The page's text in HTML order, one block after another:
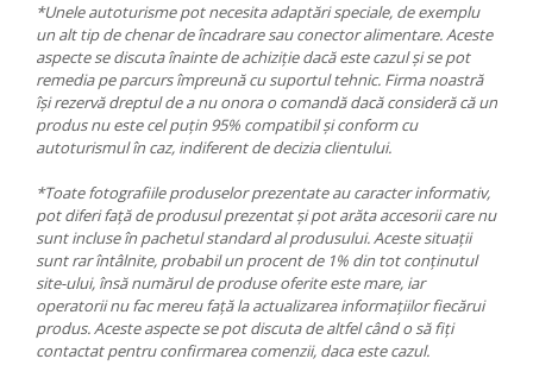
*Unele autoturisme pot necesita adaptări speciale, de exemplu
un alt tip de chenar de încadrare sau conector alimentare. Aceste
aspecte se discuta înainte de achiziție dacă este cazul și se pot
remedia pe parcurs împreună cu suportul tehnic. Firma noastră
își rezervă dreptul de a nu onora o comandă dacă consideră că un
produs nu este cel puțin 95% compatibil și conform cu
autoturismul în caz, indiferent de decizia clientului.
*Toate fotografiile produselor prezentate au caracter informativ,
pot diferi față de produsul prezentat și pot arăta accesorii care nu
sunt incluse în pachetul standard al produsului. Aceste situații
sunt rar întâlnite, probabil un procent de 1% din tot conținutul
site-ului, însă numărul de produse oferite este mare, iar
operatorii nu fac mereu față la actualizarea informațiilor fiecărui
produs. Aceste aspecte se pot discuta de altfel când o să fiți
contactat pentru confirmarea comenzii, daca este cazul.